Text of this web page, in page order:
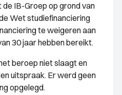
IB-Groep op grond van
Wet studiefinanciering
te weigeren aan
30 jaar hebben bereikt.
beroep niet slaagt en
uitspraak. Er werd geen
opgelegd.